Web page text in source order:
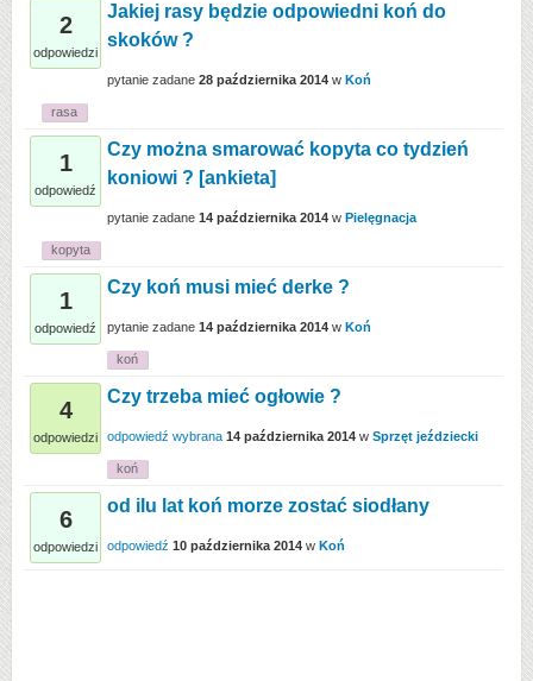
2
odpowiedzi
Jakiej rasy będzie odpowiedni koń do
skoków ?
pytanie zadane 28 października 2014 w Koń
rasa
1
odpowiedź
Czy można smarować kopyta co tydzień
koniowi ? [ankieta]
pytanie zadane 14 października 2014 w Pielęgnacja
kopyta
1
odpowiedź
Czy koń musi mieć derke ?
pytanie zadane 14 października 2014 w Koń
koń
4
odpowiedzi
Czy trzeba mieć ogłowie ?
odpowiedź wybrana 14 października 2014 w Sprzęt jeździecki
koń
6
odpowiedzi
od ilu lat koń morze zostać siodłany
odpowiedź 10 października 2014 w Koń